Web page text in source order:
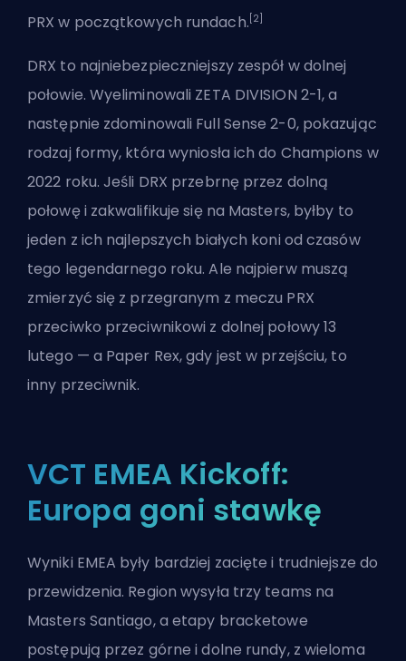
PRX w początkowych rundach. [2]
DRX to najniebezpieczniejszy zespół w dolnej
połowie. Wyeliminowali ZETA DIVISION 2-1, a
następnie zdominowali Full Sense 2-0, pokazując
rodzaj formy, która wyniosła ich do Champions w
2022 roku. Jeśli DRX przebrnę przez dolną
połowę i zakwalifikuje się na Masters, byłby to
jeden z ich najlepszych białych koni od czasów
tego legendarnego roku. Ale najpierw muszą
zmierzyć się z przegranym z meczu PRX
przeciwko przeciwnikowi z dolnej połowy 13
lutego — a Paper Rex, gdy jest w przejściu, to
inny przeciwnik.
VCT EMEA Kickoff:
Europa goni stawkę
Wyniki EMEA były bardziej zacięte i trudniejsze do
przewidzenia. Region wysyła trzy teams na
Masters Santiago, a etapy bracketowe
postępują przez górne i dolne rundy, z wieloma